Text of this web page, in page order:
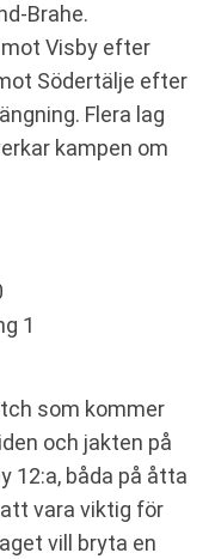
Brahe.
Visby efter
Södertälje efter
Flera lag
kampen om
1
som kommer
och jakten på
12:a, båda på åtta
vara viktig för
vill bryta en